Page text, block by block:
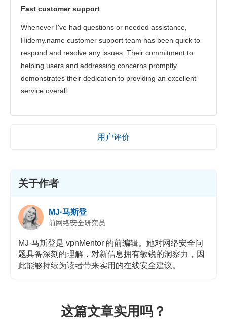
Fast customer support
Whenever I've had questions or needed assistance,
Hidemy.name customer support team has been quick to
respond and resolve any issues. Their commitment to
helping users and addressing concerns promptly
demonstrates their dedication to providing an excellent
service overall.
用户评价
关于作者
MJ·马斯登
前网络安全研究员
MJ·马斯登是 vpnMentor 的前编辑。她对网络安全问
题具备深刻的理解，对新信息拥有敏锐的洞察力，因
此能够持续为读者带来实用的在线安全建议。
这篇文章实用吗？